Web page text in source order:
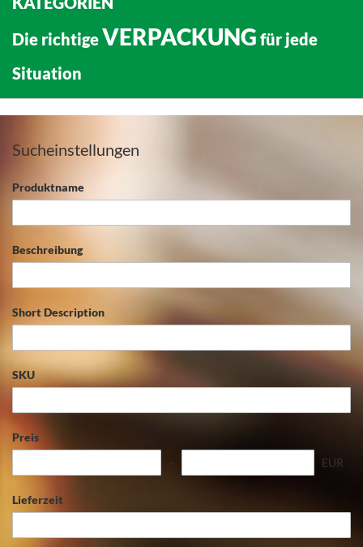
Die richtigeVERPACKUNG für jede
Situation
Sucheinstellungen
Produktname
Beschreibung
Short Description
SKU
Preis
EUR
Lieferzeit